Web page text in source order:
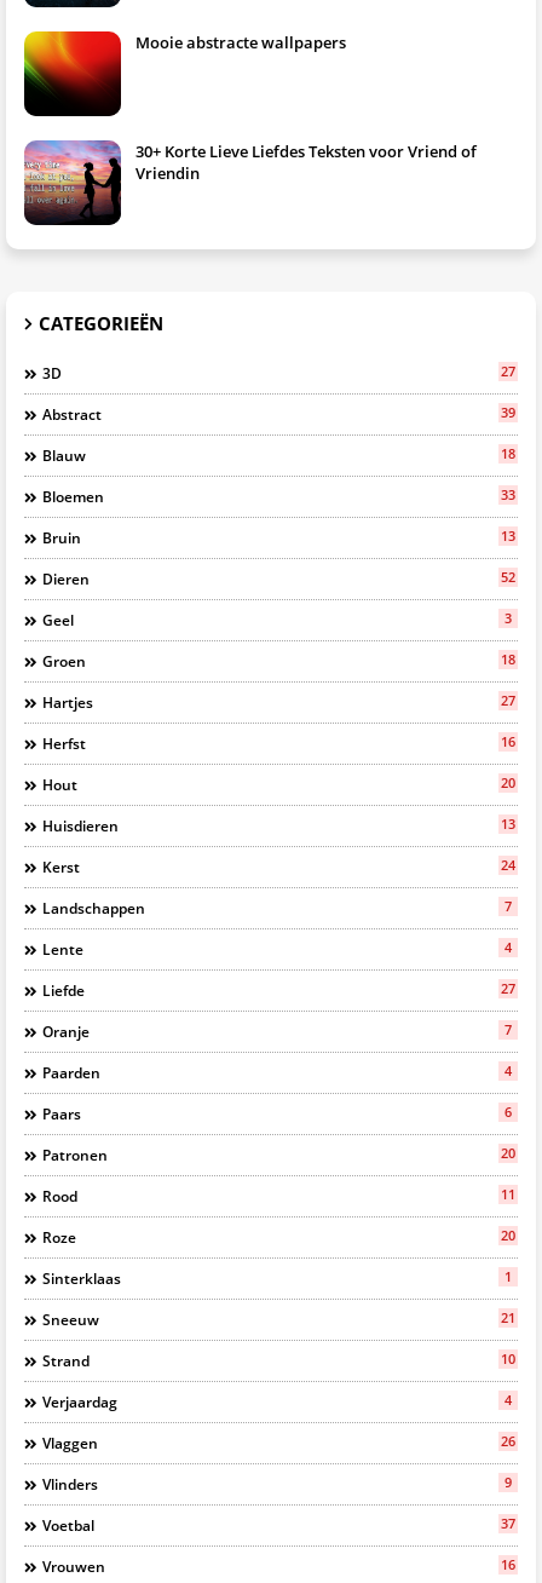
Mooie abstracte wallpapers
30+ Korte Lieve Liefdes Teksten voor Vriend of
Vriendin
CATEGORIEËN
3D 27
Abstract 39
Blauw 18
Bloemen 33
Bruin 13
Dieren 52
Geel 3
Groen 18
Hartjes 27
Herfst 16
Hout 20
Huisdieren 13
Kerst 24
Landschappen 7
Lente 4
Liefde 27
Oranje 7
Paarden 4
Paars 6
Patronen 20
Rood 11
Roze 20
Sinterklaas 1
Sneeuw 21
Strand 10
Verjaardag 4
Vlaggen 26
Vlinders 9
Voetbal 37
Vrouwen 16